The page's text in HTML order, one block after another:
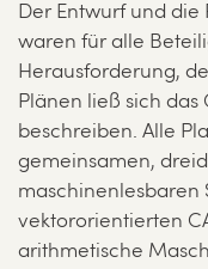
Der Entwurf und die
waren für alle
Herausforderung,
Plänen ließ sich
beschreiben. Alle
gemeinsamen,
maschinenlesbaren
vektororientierten
arithmetische